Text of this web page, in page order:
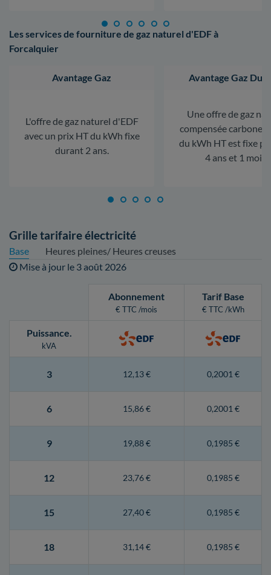
Les services de fourniture de gaz naturel d'EDF à
Forcalquier
Avantage Gaz
L'offre de gaz naturel d'EDF
avec un prix HT du kWh fixe
durant 2 ans.
Avantage Gaz
Une offre de gaz
compensée carbone.
du kWh HT est fixe
4 ans et 1 mois.
Grille tarifaire électricité
Base
Heures pleines/ Heures creuses
Mise à jour le 3 août 2026
Abonnement
€ TTC /mois
Tarif Base
€ TTC /kWh
Puissance.
kVA
3 12,13 € 0,2001 €
6 15,86 € 0,2001 €
9 19,88 € 0,1985 €
12 23,76 € 0,1985 €
15 27,40 € 0,1985 €
18 31,14 € 0,1985 €